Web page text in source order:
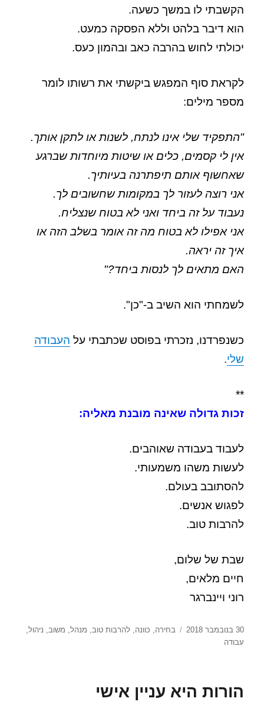
הקשבתי לו במשך כשעה.
הוא דיבר בלהט וללא הפסקה כמעט.
יכולתי לחוש בהרבה כאב ובהמון כעס.
לקראת סוף המפגש ביקשתי את רשותו לומר
מספר מילים:
"התפקיד שלי אינו לנתח, לשנות או לתקן אותך.
אין לי קסמים, כלים או שיטות מיוחדות שברגע
שאחשוף אותם תיפתרנה בעיותיך.
אני רוצה לעזור לך במקומות שחשובים לך.
נעבוד על זה ביחד ואני לא בטוח שנצליח.
אני אפילו לא בטוח מה זה אומר בשלב הזה או
איך זה יראה.
האם מתאים לך לנסות ביחד?"
לשמחתי הוא השיב ב-"כן".
כשנפרדנו, נזכרתי בפוסט שכתבתי על העבודה
שלי.
**
זכות גדולה שאינה מובנת מאליה:
לעבוד בעבודה שאוהבים.
לעשות משהו משמעותי.
להסתובב בעולם.
לפגוש אנשים.
להרבות טוב.
שבת של שלום,
חיים מלאים,
רוני ויינברגר
פורסם
בתאריך
30 בנובמבר 2018 תגיות
בחירה, כוונה,להרבות טוב, מנהל, משוב, ניהול,
עבודה
הורות היא עניין אישי